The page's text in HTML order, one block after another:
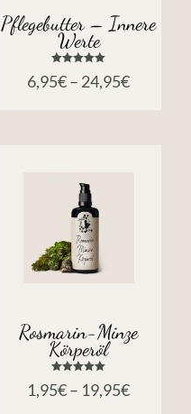
Pflegebutter – Innere
Werte
mit
6,95€– 24,95€
Rosmarin-Minze
Körperöl
mit
1,95€– 19,95€